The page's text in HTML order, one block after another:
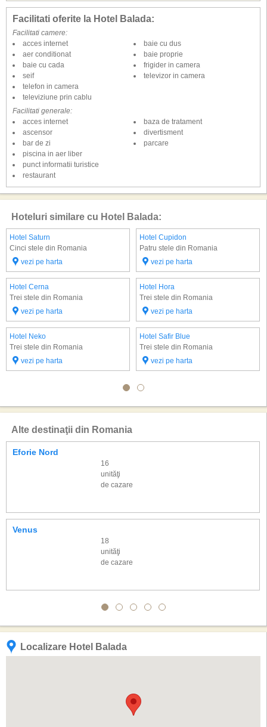
de serviciile achitate.
Dotari camere la Balada
Camerele duble sunt dotate cu aer conditionat, minibar, TV cu televiziune
prin cablu, telefon, balcon cu scaune si masuta, geam termopan, baie cu
dus, uscator de par, pardoseala acoperita cu mocheta. Toate camerele
sunt dotate cu paturi twin. Suprafata 19.5 mp.
Apartamentele sunt formate din living cu canapea extensibila si dormitor
cu pat matrimonial, hol si baie. Sunt dotate cu aer conditionat (in living),
cu scaune si masuta, geam termopan, baie cu dus, uscator de par,
pardoseala acoperita cu mocheta. Suprafata 35 mp.
Patul suplimentar este cadru fix si se scoate de sub patul twin.
Facilitati copii in camera cu 2 adulti:
Copiii intre 0 - 6.99 ani beneficiaza de gratuitate la cazare si masa, fara pat
suplimentar;
suplimentar asigurat, achita 50% din valoarea mesei achizitionata de
adulti;
Copiii intre 12 - 17.99 ani beneficiaza de gratuitate la cazare cu un pat
suplimentar asigurat, achita 100% din valoarea mesei.
Facilitati oferite la Hotel Balada:
Facilitati camere:
acces internet
aer conditionat
baie cu cada
baie cu dus
baie proprie
frigider in camera
seif
telefon in camera
televiziune prin cablu
televizor in camera
Facilitati generale:
acces internet
ascensor
bar de zi
baza de tratament
divertisment
parcare
piscina in aer liber
punct informatii turistice
restaurant
Hoteluri similare cu Hotel Balada:
Hotel Saturn
Cinci stele din Romania
vezi pe harta
Hotel Cupidon
Patru stele din Romania
vezi pe harta
Hotel Cerna
Trei stele din Romania
vezi pe harta
Hotel Hora
Trei stele din Romania
vezi pe harta
Hotel Neko
Trei stele din Romania
vezi pe harta
Hotel Safir Blue
Trei stele din Romania
vezi pe harta
Alte destinaţii din Romania
Eforie Nord
16
unităţi
de cazare
Venus
18
unităţi
de cazare
Localizare Hotel Balada